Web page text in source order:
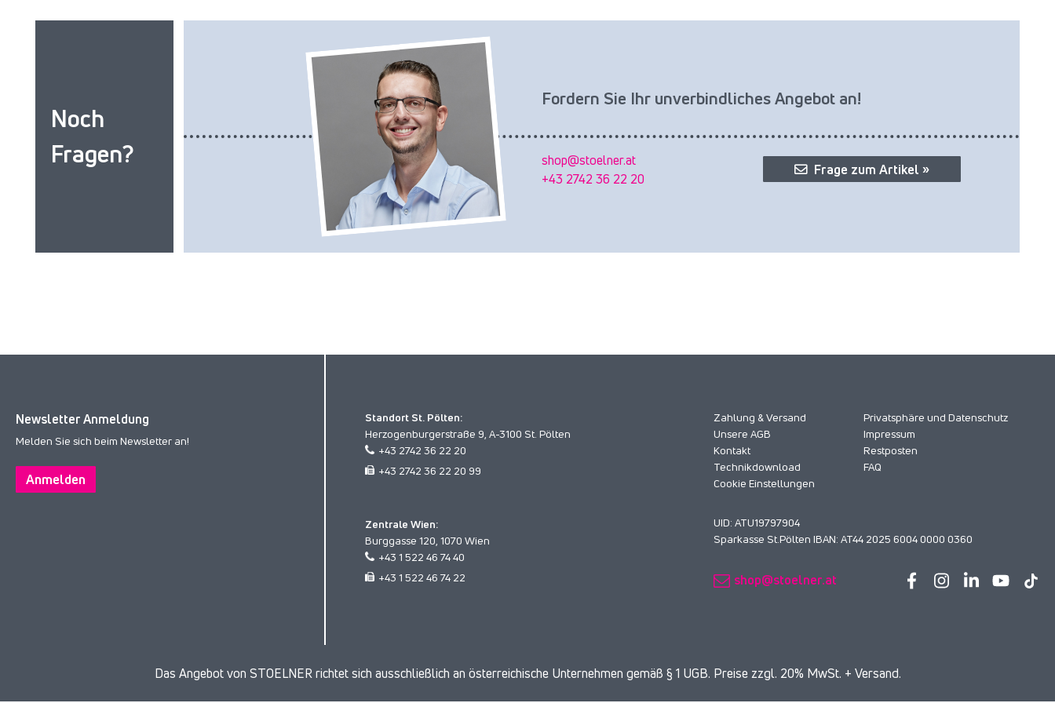
Noch
Fragen?
Fordern Sie Ihr unverbindliches Angebot an!
shop@stoelner.at
+43 2742 36 22 20
Frage zum Artikel »
Newsletter Anmeldung
Melden Sie sich beim Newsletter an!
Anmelden
Standort St. Pölten:
Herzogenburgerstraße 9, A-3100 St. Pölten
+43 2742 36 22 20
+43 2742 36 22 20 99
Zentrale Wien:
Burggasse 120, 1070 Wien
+43 1 522 46 74 40
+43 1 522 46 74 22
Zahlung & Versand
Privatsphäre und Datenschutz
Unsere AGB
Impressum
Kontakt
Restposten
Technikdownload
FAQ
Cookie Einstellungen
UID: ATU19797904
Sparkasse St.Pölten IBAN: AT44 2025 6004 0000 0360
shop@stoelner.at
Das Angebot von STOELNER richtet sich ausschließlich an österreichische Unternehmen gemäß § 1 UGB. Preise zzgl. 20% MwSt. + Versand.